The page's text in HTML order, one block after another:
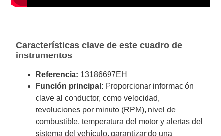
Características clave de este cuadro de
instrumentos
Referencia: 13186697EH
Función principal: Proporcionar información
clave al conductor, como velocidad,
revoluciones por minuto (RPM), nivel de
combustible, temperatura del motor y alertas del
sistema del vehículo, garantizando una